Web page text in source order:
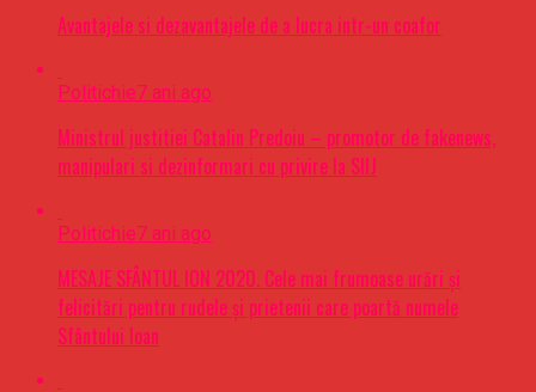
Avantajele si dezavantajele de a lucra intr-un coafor
Politichie7 ani ago
Ministrul justitiei Catalin Predoiu – promotor de fakenews,
manipulari si dezinformari cu privire la SIIJ
Politichie7 ani ago
MESAJE SFÂNTUL ION 2020. Cele mai frumoase urări şi
felicitări pentru rudele şi prietenii care poartă numele
Sfântului Ioan